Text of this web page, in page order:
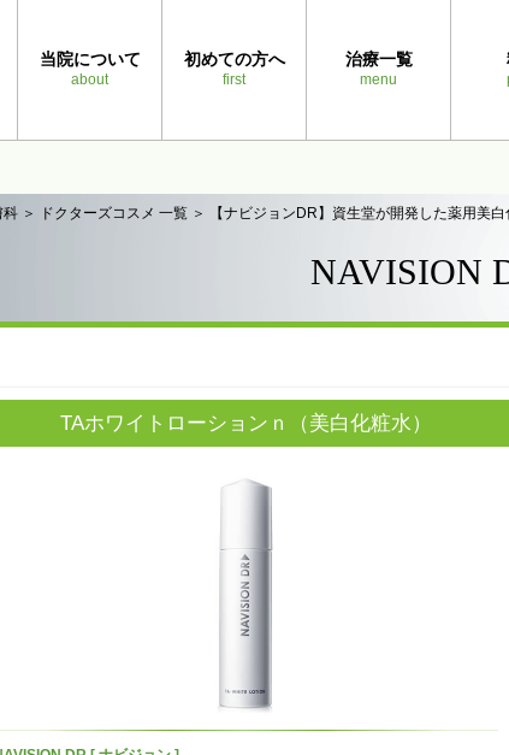
当院について
about
初めての方へ
first
治療一覧
menu
科 ＞ ドクターズコスメ 一覧 ＞ 【ナビジョンDR】資生堂が開発した薬用美
NAVISION
TAホワイトローションｎ（美白化粧水）